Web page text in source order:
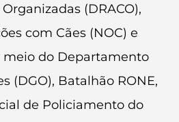
(DRACO),
com Cães (NOC) e
meio do Departamento
(DGO), Batalhão RONE,
de Policiamento do